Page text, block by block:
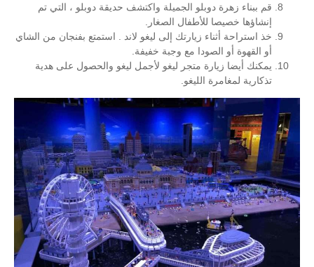
قم ببناء زهرة دوبلو الجميلة واكتشف حديقة دوبلو ، التي تم
إنشاؤها خصيصا للأطفال الصغار.
خذ استراحة أثناء زيارتك إلى ليغو لاند . استمتع بفنجان من الشاي
أو القهوة أو الصودا مع وجبة خفيفة.
يمكنك أيضا زيارة متجر ليغو لأجمل ليغو والحصول على هدية
تذكارية لمغامرة الليغو.